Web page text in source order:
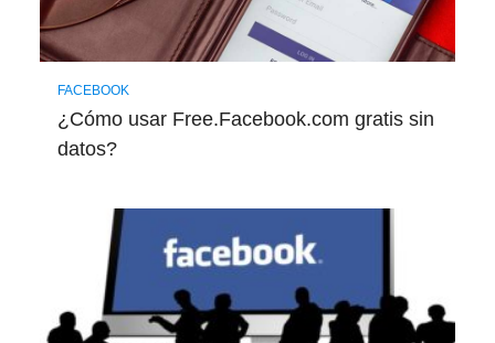
FACEBOOK
¿Cómo usar Free.Facebook.com gratis sin
datos?